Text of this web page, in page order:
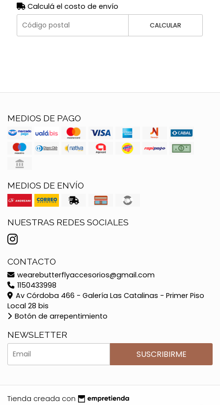
Calculá el costo de envío
CALCULAR
MEDIOS DE PAGO
MEDIOS DE ENVÍO
NUESTRAS REDES SOCIALES
CONTACTO
wearebutterflyaccesorios@gmail.com
1150433998
Av Córdoba 466 - Galería Las Catalinas - Primer Piso
Local 28 bis
Botón de arrepentimiento
NEWSLETTER
SUSCRIBIRME
Tienda creada con